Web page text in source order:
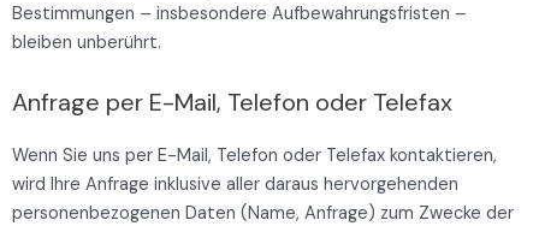
Bestimmungen – insbesondere Aufbewahrungsfristen –
bleiben unberührt.
Anfrage per E-Mail, Telefon oder Telefax
Wenn Sie uns per E-Mail, Telefon oder Telefax kontaktieren,
wird Ihre Anfrage inklusive aller daraus hervorgehenden
personenbezogenen Daten (Name, Anfrage) zum Zwecke der